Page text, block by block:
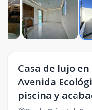
Casa de lujo
Avenida
piscina y